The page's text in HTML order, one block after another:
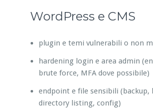
WordPress e CMS
plugin e temi vulnerabili o non
hardening login e area admin
brute force, MFA dove possibile)
endpoint e file sensibili (backup,
directory listing, config)